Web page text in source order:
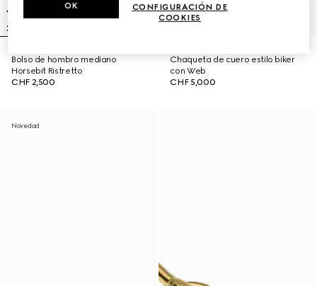
Bolso de hombro mediano
Horsebit Ristretto
CHF 2,500
Chaqueta de cuero estilo biker
con Web
CHF 5,000
Novedad
CONFIGURACIÓN DE
COOKIES
OK